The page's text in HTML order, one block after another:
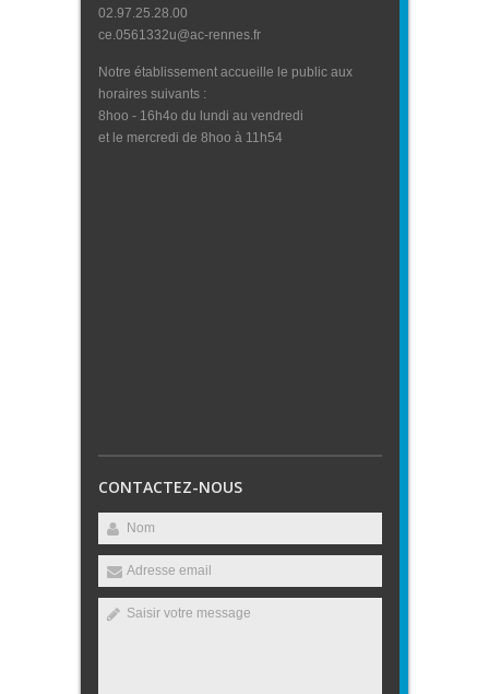
02.97.25.28.00
ce.0561332u@ac-rennes.fr
Notre établissement accueille le public aux
horaires suivants :
8hoo - 16h4o du lundi au vendredi
et le mercredi de 8hoo à 11h54
CONTACTEZ-NOUS